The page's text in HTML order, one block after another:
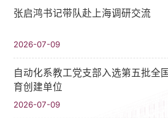
张启鸿书记带队赴上海调研交流
2026-07-09
自动化系教工党支部入选第五批全
育创建单位
2026-07-09